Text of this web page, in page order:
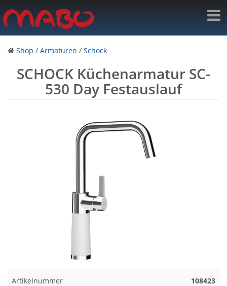
Shop / Armaturen / Schock
SCHOCK Küchenarmatur SC-
530 Day Festauslauf
Artikelnummer 108423